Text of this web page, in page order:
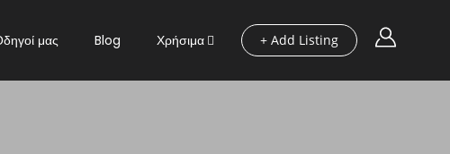
+ Add Listing
μας Blog Χρήσιμα